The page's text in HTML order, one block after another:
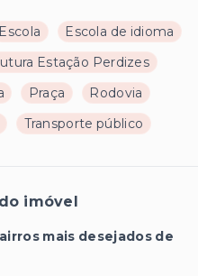
Escola
Escola de idioma
Estação Perdizes
Praça
Rodovia
Transporte público
imóvel
mais desejados de